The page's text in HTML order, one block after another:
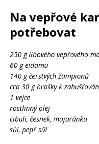
Na vepřové
potřebovat
250 g libového vepřového
60 g eidamu
140 g čerstvých žampionů
cca 30 g hrašky k
1 vejce
rostlinný olej
cibuli, česnek, majoránku
sůl, pepř sůl